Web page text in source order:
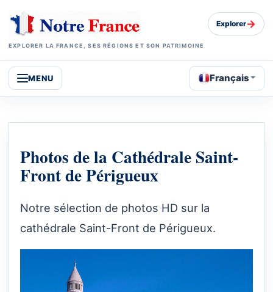
EXPLORER LA FRANCE, SES RÉGIONS ET SON PATRIMOINE
Explorer→
MENU Français
Photos de la Cathédrale Saint-
Front de Périgueux
Notre sélection de photos HD sur la
cathédrale Saint-Front de Périgueux.